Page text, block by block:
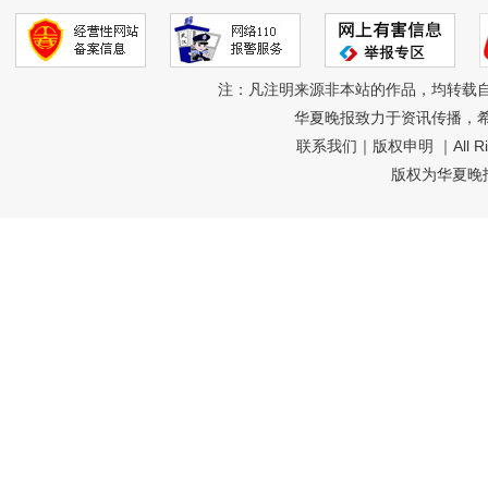
注：凡注明来源非本站的作品，均转载
华夏晚报致力于资讯传播，
联系我们 ｜ 版权申明 ｜All
版权为华夏